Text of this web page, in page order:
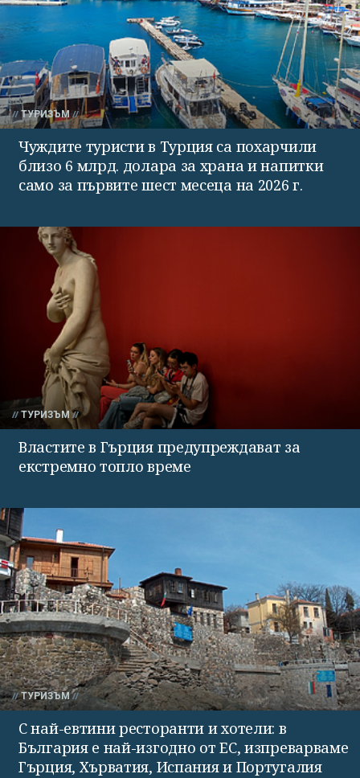
ТУРИЗЪМ
Чуждите туристи в Турция са похарчили
близо 6 млрд. долара за храна и напитки
само за първите шест месеца на 2026 г.
ТУРИЗЪМ
Властите в Гърция предупреждават за
екстремно топло време
ТУРИЗЪМ
С най-евтини ресторанти и хотели: в
България е най-изгодно от ЕС, изпреварваме
Гърция, Хърватия, Испания и Португалия